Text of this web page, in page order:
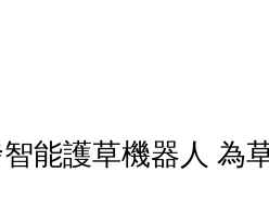
能護草機器人 為